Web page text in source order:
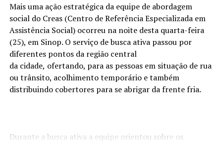
Mais uma ação estratégica da equipe de abordagem
social do Creas (Centro de Referência Especializada em
Assistência Social)ocorreu na noite desta quarta-feira
(25), em Sinop. O serviço de busca ativa passou por
diferentes pontos da região central
da cidade, ofertando, para as pessoas em situação de rua
ou trânsito, acolhimento temporário e também
distribuindo cobertorespara se abrigar da frente fria.
Durante a busca ativa a equipe orientou sobre os